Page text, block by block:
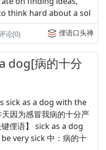
think hard about a sol
论(0) 俚语口头禅
dog[病的十分
sick as a dog with the
因为感冒我病的十分严
俚语】 sick as a dog
very sick 中：病的十